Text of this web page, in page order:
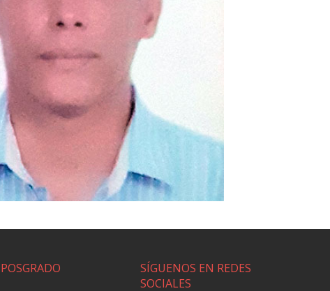
POSGRADO
SÍGUENOS EN REDES
SOCIALES